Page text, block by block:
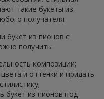
такие букеты из
получателя.
букет из пионов с
получить:
композиции;
и оттенки и придать
букет из пионов под